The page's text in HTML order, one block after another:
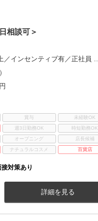
相談可＞
／インセンティブ有／正社員 …
賞与
未経験OK
週3日勤務OK
時短勤務OK
オープニング
店長候補
ナチュラルコスメ 百貨店
接対策あり
詳細を見る